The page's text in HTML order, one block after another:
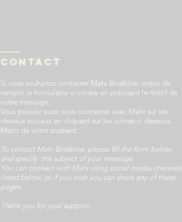
Contact
Si vous souhaitez contacter Mahi Binebine, merci de
remplir le formulaire ci contre en précisant le motif de
votre message.
Vous pouvez aussi vous connecter avec Mahi sur les
réseaux sociaux en cliquant sur les icônes ci dessous.
Merci de votre soutient.
To contact Mahi Binebine, please fill the form below,
and specify the subject of your message.
You can connect with Mahi using social media channels
listed below, or if you wish you can share any of these
pages.
Thank you for your support.